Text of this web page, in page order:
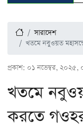
সারাদেশ
খতমে নবুওয়ত
প্রকাশ: ০১ নভেম্বর,
খতমে
করতে